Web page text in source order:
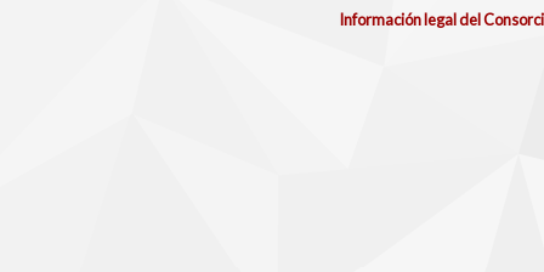
Información legal del